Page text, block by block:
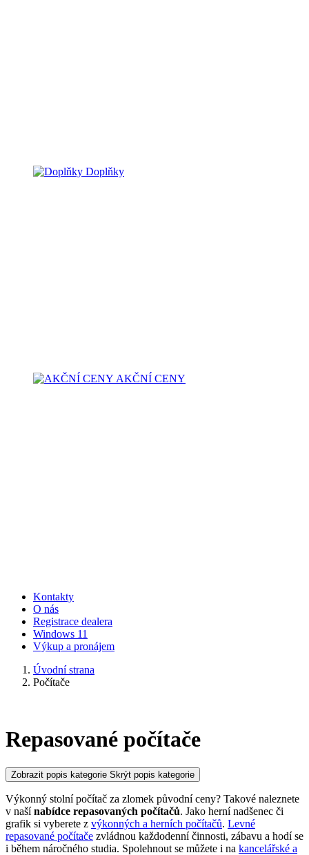
Doplňky
AKČNÍ CENY
Kontakty
O nás
Registrace dealera
Windows 11
Výkup a pronájem
Úvodní strana
Počítače
Repasované počítače
Zobrazit popis kategorie Skrýt popis kategorie
Výkonný stolní počítač za zlomek původní ceny? Takové naleznete
v našínabídce repasovaných počítačů. Jako herní nadšenec či
grafik si vyberete z výkonných a herních počítačů. Levné
repasované počítače zvládnou každodenní činnosti, zábavu a hodí se
i během náročného studia. Spolehnout se můžete i na kancelářské a